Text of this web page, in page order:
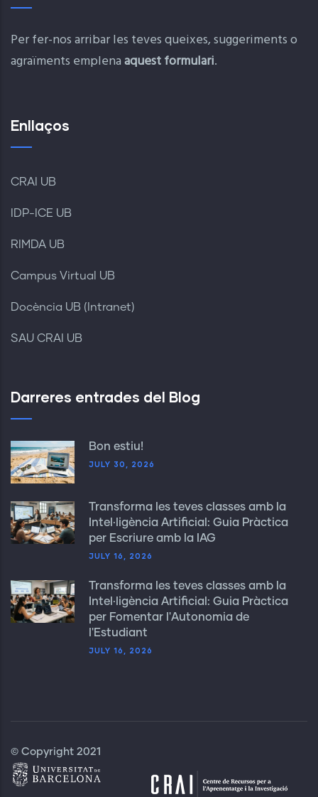
Per fer-nos arribar les teves queixes, suggeriments o
agraïments emplenaaquest formulari.
Enllaços
CRAI UB
IDP-ICE UB
RIMDA UB
Campus Virtual UB
Docència UB (Intranet)
SAU CRAI UB
Darreres entrades del Blog
Bon estiu!
JULY 30, 2026
Transforma les teves classes amb la
Intel·ligència Artificial: Guia Pràctica
per Escriure amb la IAG
JULY 16, 2026
Transforma les teves classes amb la
Intel·ligència Artificial: Guia Pràctica
per Fomentar l'Autonomia de
l'Estudiant
JULY 16, 2026
© Copyright 2021